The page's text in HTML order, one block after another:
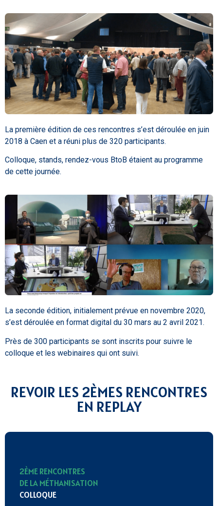
La première édition de ces rencontres s’est déroulée en juin
2018 à Caen et a réuni plus de 320 participants.
Colloque, stands, rendez-vous BtoB étaient au programme
de cette journée.
La seconde édition, initialement prévue en novembre 2020,
s’est déroulée en format digital du 30 mars au 2 avril 2021.
Près de 300 participants se sont inscrits pour suivre le
colloque et les webinaires qui ont suivi.
REVOIR LES 2ÈMES RENCONTRES
EN REPLAY
2ÈME RENCONTRES
DE LA MÉTHANISATION
COLLOQUE